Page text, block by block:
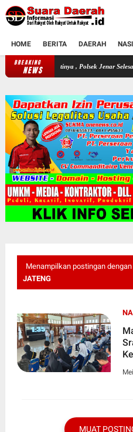
HOME BERITA DAERAH
BREAKING
NEWS
Sang Buah Hatinya , Polsek Jenar
Menampilkan postingan dengan
JATENG
MUAT